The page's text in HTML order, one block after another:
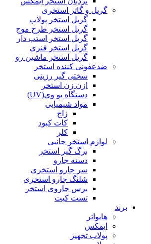
گریل و گاتر استخری
گریل استخر پولاب
گریل استخر طرح موج
گریل استخر استپ دار
گریل استخر فنری
گریل استخر ماشین رو
ضدعفونی کننده استخر
سختی گیر رزینی
ازن زن استخر
دستگاه یو وی(UV)
مواد شیمیایی
زاج
کات کبود
کلر
لوازم استخر جانبی
برگ گیر استخر
دسته جارو
سر جارو استخری
شلنگ جارو استخری
برس جاروی استخر
تست کیت
برند
هایواتر
ایمکس
پولاب تجهیز